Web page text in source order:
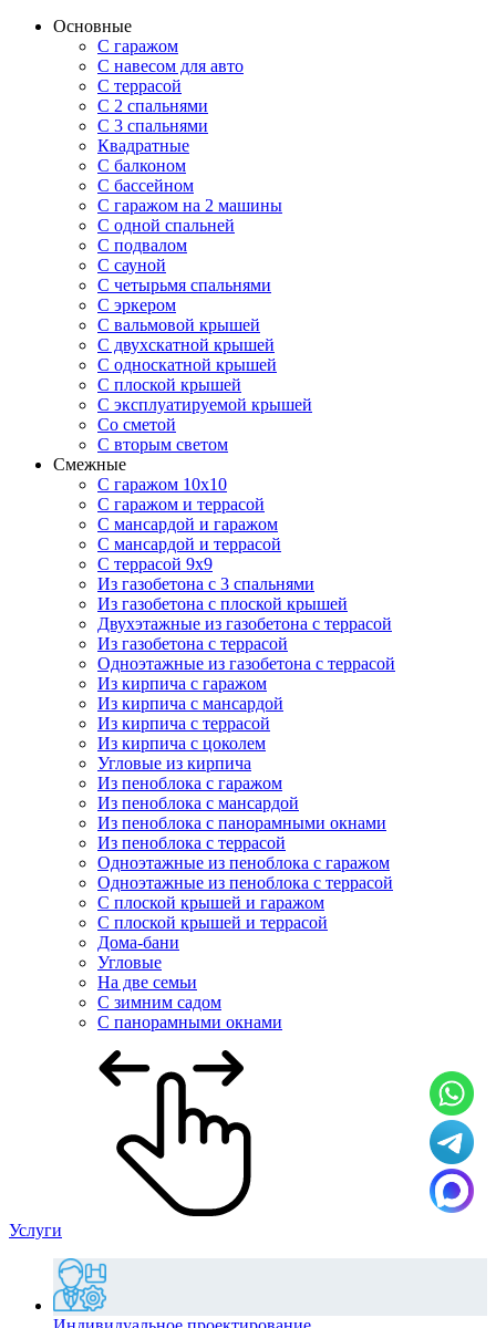
Основные
С гаражом
С навесом для авто
С террасой
С 2 спальнями
С 3 спальнями
Квадратные
С балконом
С бассейном
С гаражом на 2 машины
С одной спальней
С подвалом
С сауной
С четырьмя спальнями
С эркером
С вальмовой крышей
С двухскатной крышей
С односкатной крышей
С плоской крышей
С эксплуатируемой крышей
Со сметой
С вторым светом
Смежные
С гаражом 10х10
С гаражом и террасой
С мансардой и гаражом
С мансардой и террасой
С террасой 9х9
Из газобетона с 3 спальнями
Из газобетона с плоской крышей
Двухэтажные из газобетона с террасой
Из газобетона с террасой
Одноэтажные из газобетона с террасой
Из кирпича с гаражом
Из кирпича с мансардой
Из кирпича с террасой
Из кирпича с цоколем
Угловые из кирпича
Из пеноблока с гаражом
Из пеноблока с мансардой
Из пеноблока с панорамными окнами
Из пеноблока с террасой
Одноэтажные из пеноблока с гаражом
Одноэтажные из пеноблока с террасой
С плоской крышей и гаражом
С плоской крышей и террасой
Дома-бани
Угловые
На две семьи
С зимним садом
С панорамными окнами
Услуги